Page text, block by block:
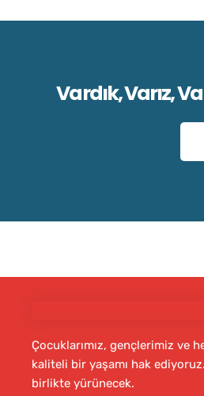
Vardık, Varız,
Çocuklarımız, gençlerimiz ve
kaliteli bir yaşamı hak
birlikte yürünecek.